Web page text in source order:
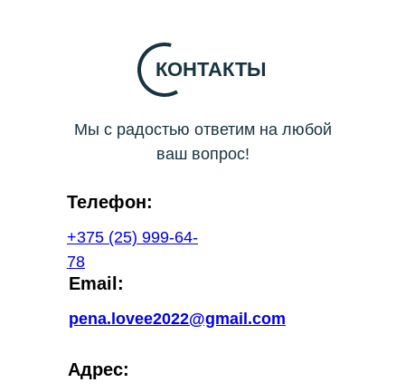
КОНТАКТЫ
Адрес:
Email:
pena.lovee2022@gmail.com
Телефон:
+375 (25) 999-64-
78
Мы с радостью ответим на любой
ваш вопрос!